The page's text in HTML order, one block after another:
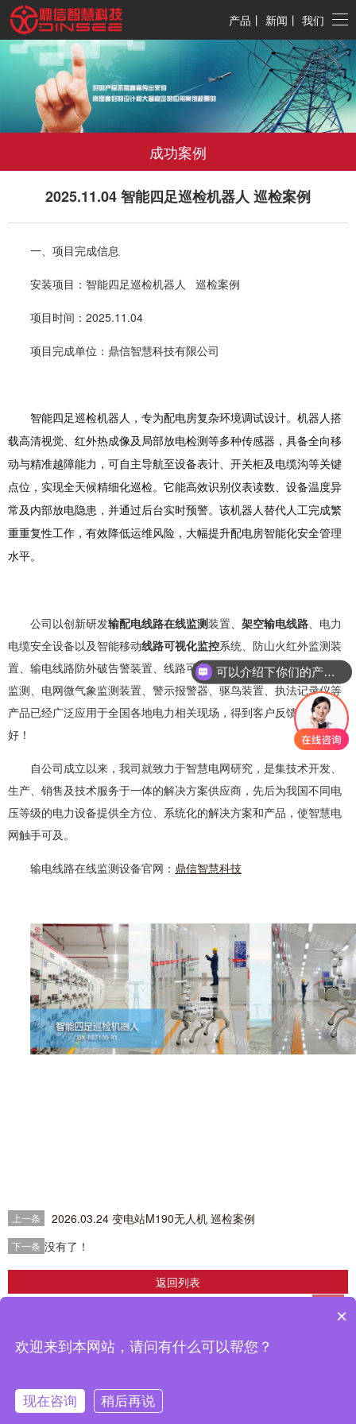
产品 丨 新闻 丨 我们
成功案例
2025.11.04 智能四足巡检机器人 巡检案例
一、项目完成信息
安装项目：智能四足巡检机器人 巡检案例
项目时间：2025.11.04
项目完成单位：鼎信智慧科技有限公司
智能四足巡检机器人，专为配电房复杂环境调试设计。机器人搭
载高清视觉、红外热成像及局部放电检测等多种传感器，具备全向移
动与精准越障能力，可自主导航至设备表计、开关柜及电缆沟等关键
点位，实现全天候精细化巡检。它能高效识别仪表读数、设备温度异
常及内部放电隐患，并通过后台实时预警。该机器人替代人工完成繁
重重复性工作，有效降低运维风险，大幅提升配电房智能化安全管理
水平。
公司以创新研发输配电线路在线监测装置、 架空输电线路 、电力
电缆安全设备以及智能移动线路可视化监控系统、防山火红外监测装
置、输电线路防外破告警装置、线路可视化监控、电力线路状态实时
监测、电网微气象监测装置、警示报警器、驱鸟装置、执法记录仪等
产品已经广泛应用于全国各地电力相关现场，得到客户反馈效果良
好！
自公司成立以来，我司就致力于智慧电网研究，是集技术开发、
生产、销售及技术服务于一体的解决方案供应商，先后为我国不同电
压等级的电力设备提供全方位、系统化的解决方案和产品，使智慧电
网触手可及。
输电线路在线监测设备官网： 鼎信智慧科技
上一条 2026.03.24 变电站M190无人机 巡检案例
下一条 没有了！
返回列表
鼎信智慧科技有限公司推出的输配电线路在线监测，分布式故障定位，电缆在线
监测设备在南网、国网得到广泛应用，取得了良好的使用效果。
可以介绍下你们的产品么？
×
欢迎来到本网站，请问有什么可以帮您？
现在咨询 稍后再说